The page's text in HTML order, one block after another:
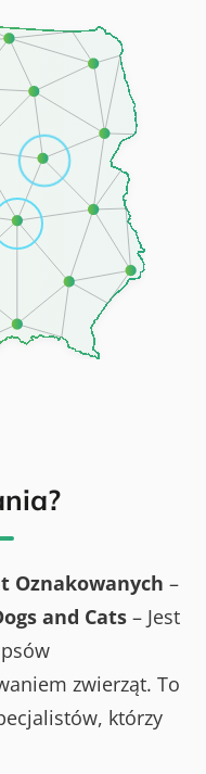
Oznakowanych –
and Cats – Jest
zwierząt. To
którzy